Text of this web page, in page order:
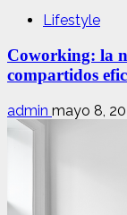
Lifestyle
Coworking: la
compartidos
admin mayo 8,